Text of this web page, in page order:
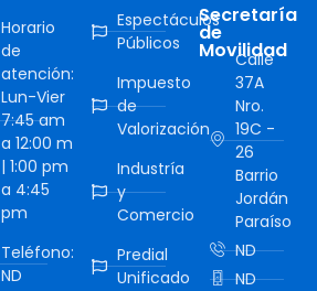
Horario
de
atención:
Lun-Vier
7:45 am
a 12:00 m
| 1:00 pm
a 4:45
pm
Teléfono:
ND
Espectáculos
Públicos
Impuesto
de
Valorización
Industría
y
Comercio
Predial
Unificado
Secretaría
de
Movilidad
Calle
37A
Nro.
19C -
26
Barrio
Jordán
Paraíso
ND
ND